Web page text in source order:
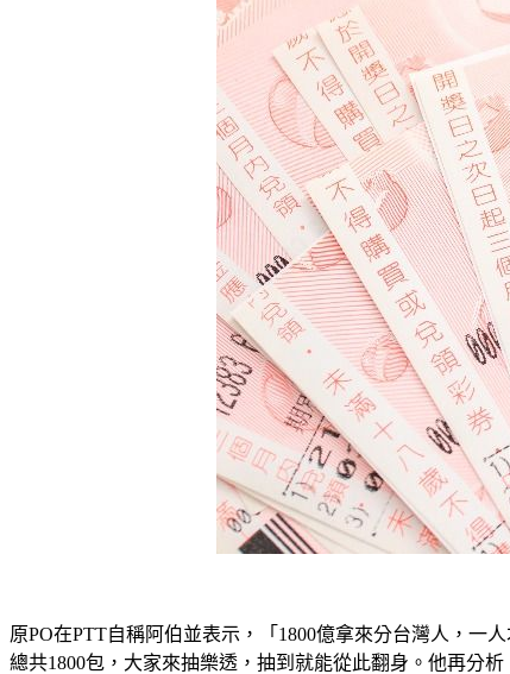
原PO在PTT自稱阿伯並表示，「1800億拿來分台灣人，一
總共1800包，大家來抽樂透，抽到就能從此翻身。他再分